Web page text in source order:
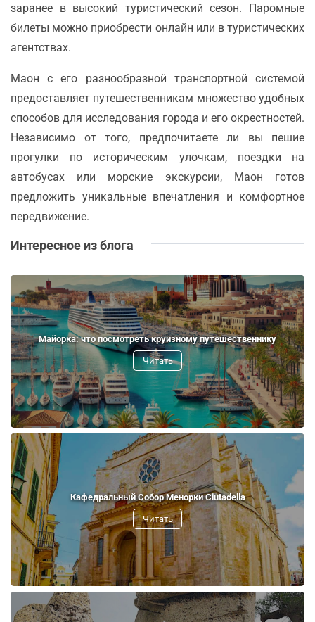
заранее в высокий туристический сезон. Паромные
билеты можно приобрести онлайн или в туристических
агентствах.
Маон с его разнообразной транспортной системой
предоставляет путешественникам множество удобных
способов для исследования города и его окрестностей.
Независимо от того, предпочитаете ли вы пешие
прогулки по историческим улочкам, поездки на
автобусах или морские экскурсии, Маон готов
предложить уникальные впечатления и комфортное
передвижение.
Интересное из блога
Майорка: что посмотреть круизному путешественнику
Читать
Кафедральный Собор Менорки Ciutadella
Читать